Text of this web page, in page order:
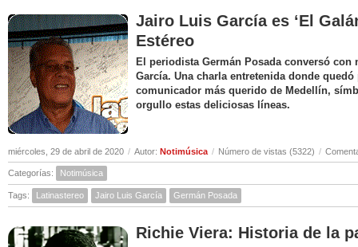
Jairo Luis García es ‘El
Estéreo
El periodista Germán Posada conversó
García. Una charla entretenida donde
comunicador más querido de Medellín,
orgullo estas deliciosas líneas.
miércoles, 29 de abril de 2020 / Autor: Notimúsica / Número de vistas (5322) /
Categorías: Notimúsica
Tags: Latinastereo Jairo Luis García Germán Posada
Richie Viera: Historia de la